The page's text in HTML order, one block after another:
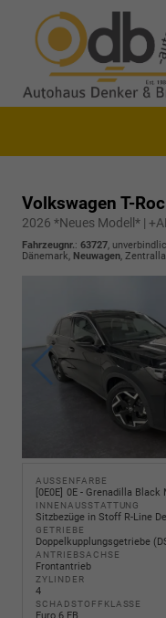
Volkswagen T-Roc
2026 *Neues Modell* |
Fahrzeugnr.: 63727,
Dänemark, Neuwagen,
AUSSENFARBE
0E0E 0E - Grenadilla Black
INNENAUSSTATTUNG
Sitzbezüge in Stoff R-Line
GETRIEBE
Doppelkupplungsgetriebe
ANTRIEBSACHSE
Frontantrieb
ZYLINDER
4
SCHADSTOFFKLASSE